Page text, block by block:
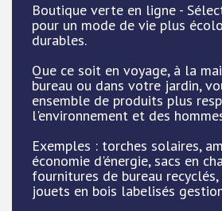
Boutique verte en ligne -
pour un mode de vie plus
durables.
Que ce soit en voyage, à la
bureau ou dans votre jardin,
ensemble de produits plus
l'environnement et des
Exemples : torches solaires,
économie d'énergie, sacs en
fournitures de bureau
jouets en bois labelisés